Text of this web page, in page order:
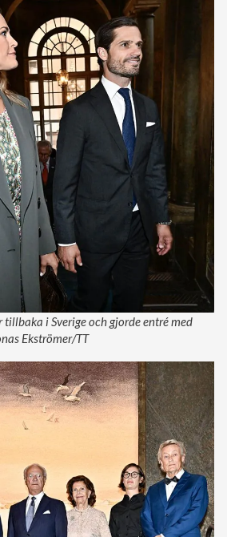
tillbaka i Sverige och gjorde entré med
Ekströmer/TT